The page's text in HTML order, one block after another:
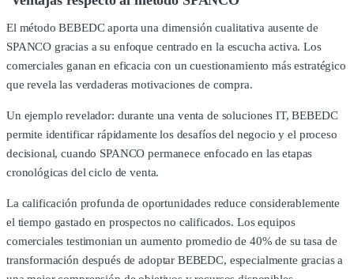
El método BEBEDC aporta una dimensión cualitativa ausente de
SPANCO gracias a su enfoque centrado en la escucha activa. Los
comerciales ganan en eficacia con un cuestionamiento más estratégico
que revela las verdaderas motivaciones de compra.
Un ejemplo revelador: durante una venta de soluciones IT, BEBEDC
permite identificar rápidamente los desafíos del negocio y el proceso
decisional, cuando SPANCO permanece enfocado en las etapas
cronológicas del ciclo de venta.
La calificación profunda de oportunidades reduce considerablemente
el tiempo gastado en prospectos no calificados. Los equipos
comerciales testimonian un aumento promedio de 40% de su tasa de
transformación después de adoptar BEBEDC, especialmente gracias a